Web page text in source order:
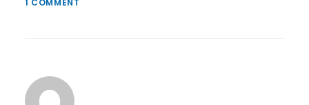
1 COMMENT